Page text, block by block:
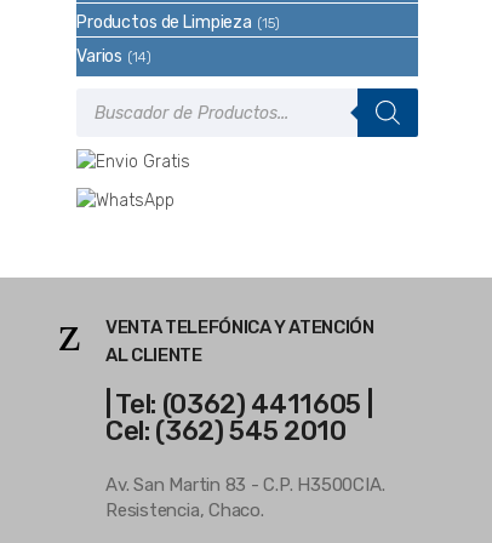
Productos de Limpieza (15)
Varios (14)
de
VENTA TELEFÓNICA Y ATENCIÓN
AL CLIENTE
| Tel: (0362) 4411605 |
Cel: (362) 545 2010
Av. San Martin 83 - C.P. H3500CIA.
Resistencia, Chaco.